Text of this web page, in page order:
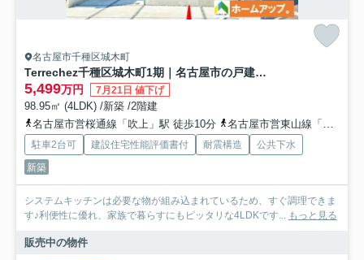
名古屋市千種区城木町
Terrechez千種区城木町1期｜名古屋市の戸建ならホームアップ
5,499万円 7月21日 値下げ
98.95㎡ (4LDK) /新築 /2階建
名古屋市営桜通線「吹上」駅 徒歩10分
名古屋市営東山線「池下」駅 徒歩16分
駐車2台可 建設住宅性能評価書付 耐震構造
公共下水
新築
システムキッチンは必要な物が組み込まれているため、すぐ調理できま
す♪利便性に優れ、家族で暮らすにもピッタリな4LDKです... もっと見る
販売中の物件